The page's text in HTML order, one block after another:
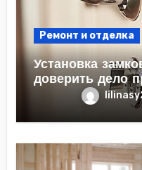
Ремонт и отделка
Установка
доверить дело